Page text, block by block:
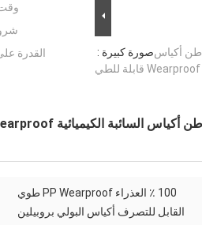
صورة كبيرة :يمكن التخلص منها PP 1 طن أكياس
وقت
القدرة
100 ٪ العذراء PP Wearproof طوي
القابل للتصرف أكياس البولي بروبيلين